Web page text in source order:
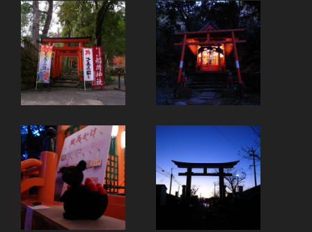
ジ
送
り